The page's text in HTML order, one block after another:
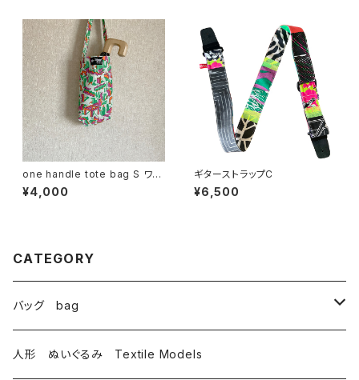
one handle tote bag S ワン
ハンドル トートバッグ e
¥4,000
ギターストラップC
¥6,500
CATEGORY
バッグ bag
トートバッグ totebag
人形 ぬいぐるみ Textile Models